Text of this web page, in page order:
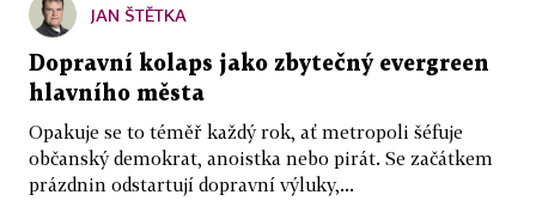
JAN ŠTĚTKA
Dopravní kolaps jako zbytečný evergreen
hlavního města
Opakuje se to téměř každý rok, ať metropoli šéfuje
občanský demokrat, anoistka nebo pirát. Se začátkem
prázdnin odstartují dopravní výluky,...